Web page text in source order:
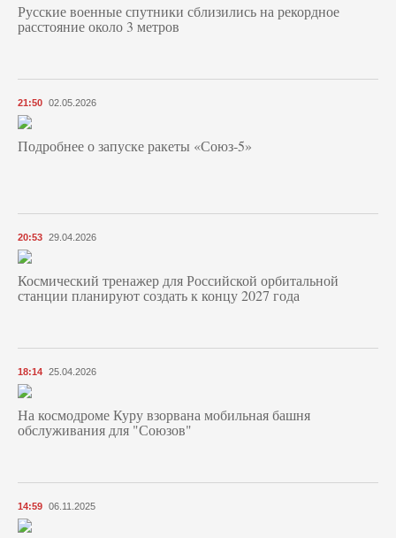
Русские военные спутники сблизились на рекордное
расстояние около 3 метров
21:50 02.05.2026
Подробнее о запуске ракеты «Союз‑5»
20:53 29.04.2026
Космический тренажер для Российской орбитальной
станции планируют создать к концу 2027 года
18:14 25.04.2026
На космодроме Куру взорвана мобильная башня
обслуживания для "Союзов"
14:59 06.11.2025